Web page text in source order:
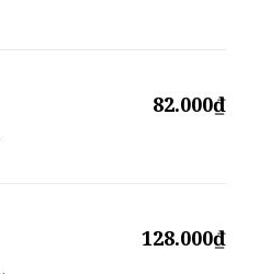
82.000₫
128.000₫